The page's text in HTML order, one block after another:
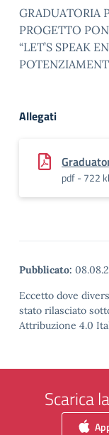
GRADUATORIA
PROGETTO
“LET’S SPEAK
Allegati
pdf - 722
Pubblicato:
Eccetto dove
stato rilasciato
Attribuzione 4.0
Scarica